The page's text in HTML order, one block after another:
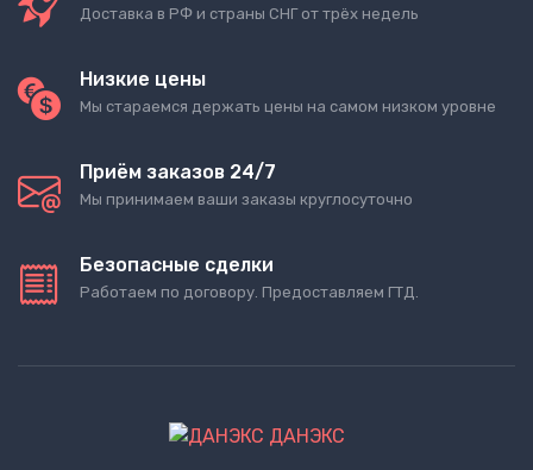
Доставка в РФ и страны СНГ от трёх недель
Низкие цены
Мы стараемся держать цены на самом низком уровне
Приём заказов 24/7
Мы принимаем ваши заказы круглосуточно
Безопасные сделки
Работаем по договору. Предоставляем ГТД.
ДАНЭКС